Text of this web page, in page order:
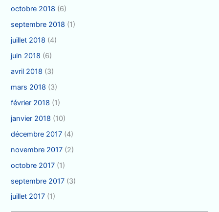
octobre 2018 (6)
septembre 2018 (1)
juillet 2018 (4)
juin 2018 (6)
avril 2018 (3)
mars 2018 (3)
février 2018 (1)
janvier 2018 (10)
décembre 2017 (4)
novembre 2017 (2)
octobre 2017 (1)
septembre 2017 (3)
juillet 2017 (1)